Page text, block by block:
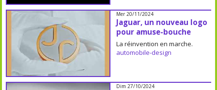
Mer 20/11/2024
Jaguar, un nouveau logo
pour amuse-bouche
La réinvention en marche.
automobile-design
Dim 27/10/2024